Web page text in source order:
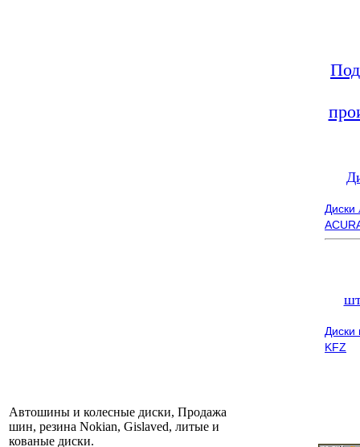
Диски
KFZ
Автошины и колесные диски, Продажа
шин, резина Nokian, Gislaved, литые и
кованые диски.